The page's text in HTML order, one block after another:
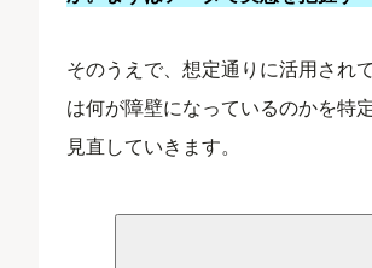
そのうえで、想定通りに活用され
は何が障壁になっているのかを特
見直していきます。